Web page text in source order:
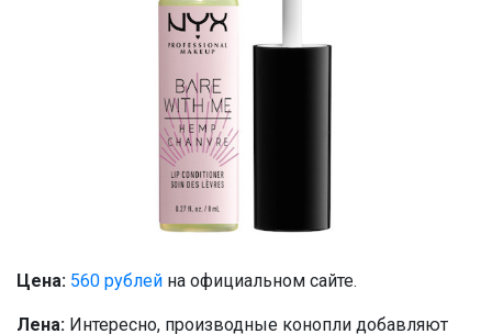
Цена: 560 рублей на официальном сайте.
Лена: Интересно, производные конопли добавляют